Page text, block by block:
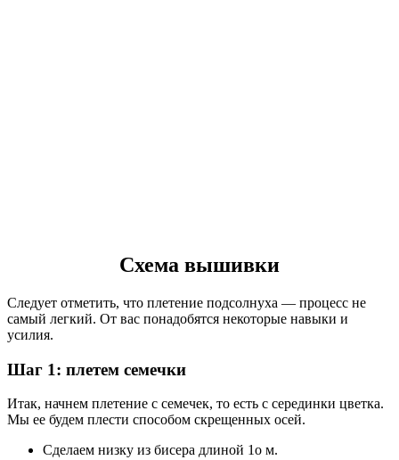
Схема вышивки
Следует отметить, что плетение подсолнуха — процесс не
самый легкий. От вас понадобятся некоторые навыки и
усилия.
Шаг 1: плетем семечки
Итак, начнем плетение с семечек, то есть с серединки цветка.
Мы ее будем плести способом скрещенных осей.
Сделаем низку из бисера длиной 1о м.